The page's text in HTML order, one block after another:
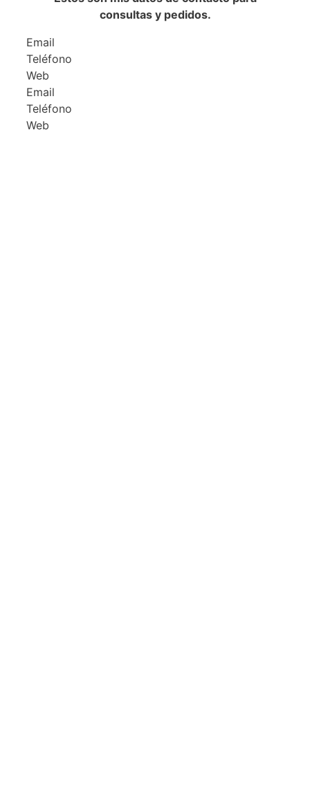
consultas y pedidos.
Email
Teléfono
Web
Email
Teléfono
Web